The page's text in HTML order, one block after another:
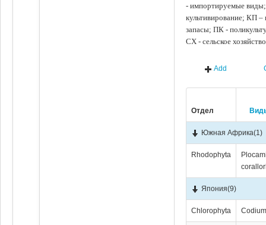
- импортируемые
культивирование; КП
запасы; ПК -
СХ - сельское
Add
Отдел
Южная Африка(1)
Rhodophyta
Япония(9)
Chlorophyta